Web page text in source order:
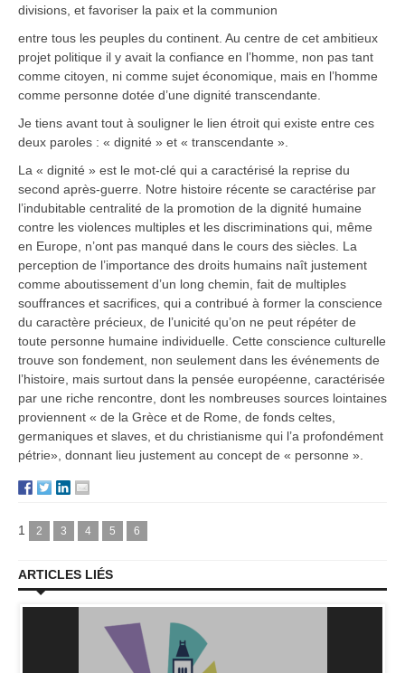
divisions, et favoriser la paix et la communion
entre tous les peuples du continent. Au centre de cet ambitieux
projet politique il y avait la confiance en l’homme, non pas tant
comme citoyen, ni comme sujet économique, mais en l’homme
comme personne dotée d’une dignité transcendante.
Je tiens avant tout à souligner le lien étroit qui existe entre ces
deux paroles : « dignité » et « transcendante ».
La « dignité » est le mot-clé qui a caractérisé la reprise du
second après-guerre. Notre histoire récente se caractérise par
l’indubitable centralité de la promotion de la dignité humaine
contre les violences multiples et les discriminations qui, même
en Europe, n’ont pas manqué dans le cours des siècles. La
perception de l’importance des droits humains naît justement
comme aboutissement d’un long chemin, fait de multiples
souffrances et sacrifices, qui a contribué à former la conscience
du caractère précieux, de l’unicité qu’on ne peut répéter de
toute personne humaine individuelle. Cette conscience culturelle
trouve son fondement, non seulement dans les événements de
l’histoire, mais surtout dans la pensée européenne, caractérisée
par une riche rencontre, dont les nombreuses sources lointaines
proviennent « de la Grèce et de Rome, de fonds celtes,
germaniques et slaves, et du christianisme qui l’a profondément
pétrie», donnant lieu justement au concept de « personne ».
1 2 3 4 5 6
ARTICLES LIÉS